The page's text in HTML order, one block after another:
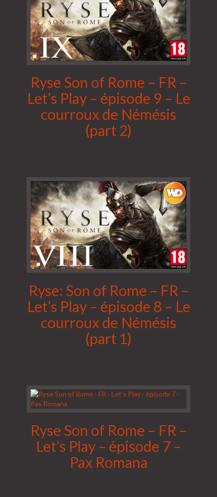
Ryse Son of Rome – FR –
Let’s Play – épisode 9 – Le
courroux de Némésis
(part 2)
Ryse: Son of Rome – FR –
Let’s Play – épisode 8 – Le
courroux de Némésis
(part 1)
Ryse Son of Rome – FR –
Let’s Play – épisode 7 –
Pax Romana